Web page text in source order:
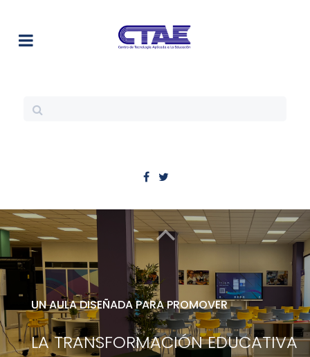
UN AULA DISEÑADA PARA PROMOVER
LA TRANSFORMACIÓN EDUCATIVA